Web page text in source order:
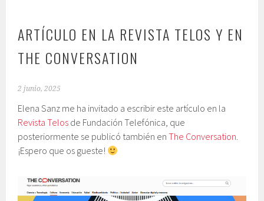
ARTÍCULO EN LA REVISTA TELOS Y EN
THE CONVERSATION
2 junio, 2025
Elena Sanz me ha invitado a escribir este artículo en la
Revista Telos de Fundación Telefónica, que
posteriormente se publicó también enThe Conversation.
¡Espero que os gueste!